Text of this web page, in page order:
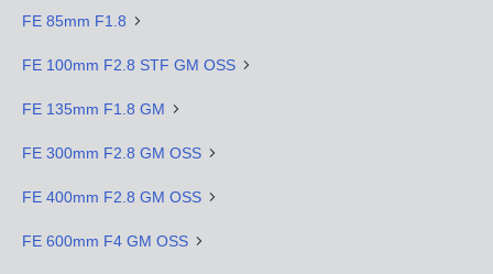
FE 85mm F1.8
FE 100mm F2.8 STF GM OSS
FE 135mm F1.8 GM
FE 300mm F2.8 GM OSS
FE 400mm F2.8 GM OSS
FE 600mm F4 GM OSS